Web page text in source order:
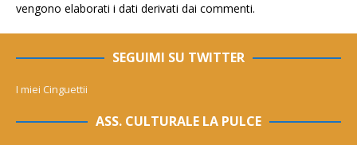
vengono elaborati i dati derivati dai commenti.
SEGUIMI SU TWITTER
I miei Cinguettii
ASS. CULTURALE LA PULCE